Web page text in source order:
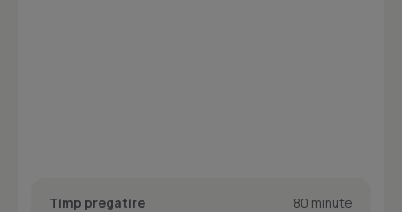
Timp pregatire
80 minute